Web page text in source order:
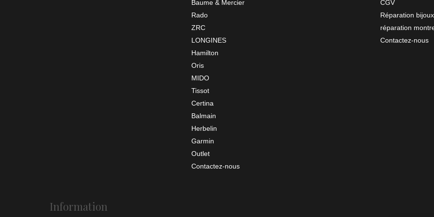
Baume & Mercier
Rado
ZRC
LONGINES
Hamilton
Oris
MIDO
Tissot
Certina
Balmain
Herbelin
Garmin
Outlet
Contactez-nous
CGV
Réparation
réparation
Contactez-nous
Information